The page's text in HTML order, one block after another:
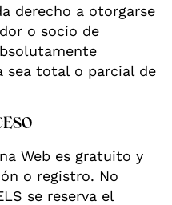
derecho a otorgarse
o socio de
sea total o parcial de
Web es gratuito y
o registro. No
se reserva el